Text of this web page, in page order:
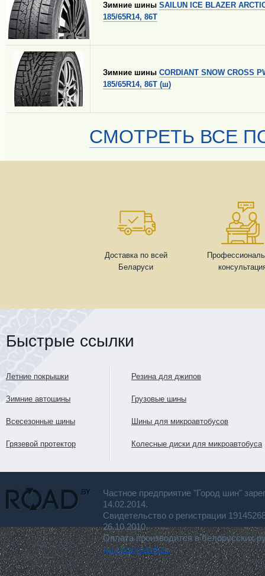
Зимние шины SAILUN ICE BLAZER
185/65R14, 86T
Зимние шины CORDIANT SNOW CROSS
185/65R14, 86T (ш)
СМОТРЕТЬ ВСЕ
Доставка по всей
Беларуси
Быстрые ссылки
Летние покрышки
Зимние автошины
Всесезонные шины
Грязевой протектор
Резина для джипов
Грузовые шины
Шины для микроавтобусов
Колесные диски для микроавтобуса
Частное предприятие "Город шин"
14.02.2014.
Свидетельство о регистрации
26.10.2010.
Оплата производится в белорусских
для покупателя.